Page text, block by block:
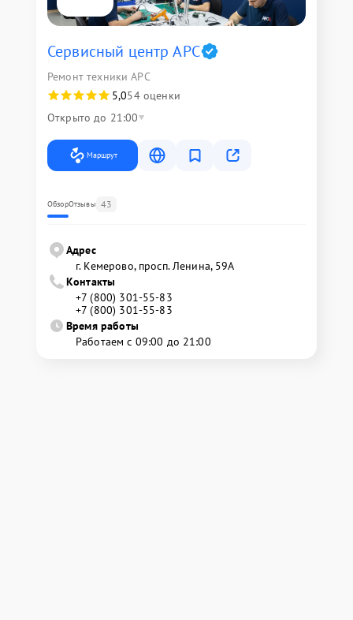
Сервисный центр APC
Ремонт техники APC
5,054 оценки
Открыто до 21:00
Маршрут
ОбзорОтзывы 43
Адрес
г. Кемерово, просп. Ленина, 59А
Контакты
+7 (800) 301-55-83
+7 (800) 301-55-83
Время работы
Работаем с 09:00 до 21:00